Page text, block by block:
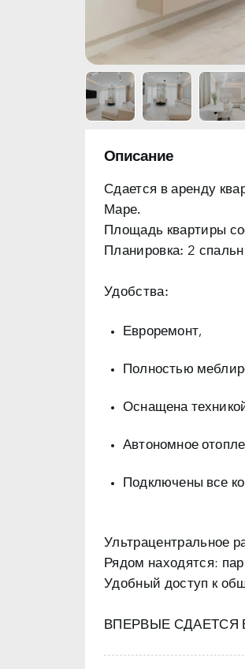
Описание
Сдается в аренду
Маре.
Планировка: 2
Удобства:
Евроремонт,
Полностью
Оснащена
Автономное
Подключены все
Ультрацентральное
Рядом находятся:
Удобный доступ к
ВПЕРВЫЕ СДАЕТСЯ